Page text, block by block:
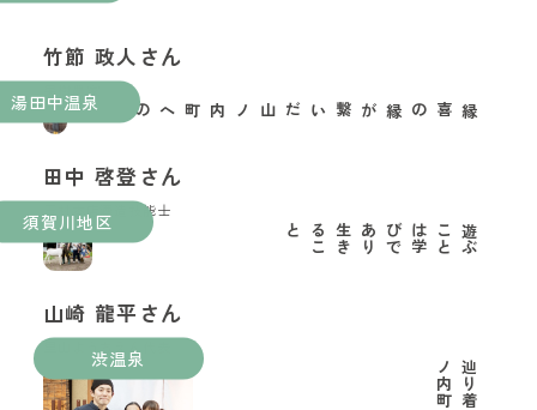
竹節 政人さん
果樹農家
湯田中温泉
縁喜の縁が繋いだ山ノ内町への移住
田中 啓登さん
玉村本店酒造技能士
須賀川地区
遊
ぶ
こ
と
は
学
び
で
あ
り
生
き
る
こ
と
山崎 龍平さん
里山ようちえん代表
渋温泉
町